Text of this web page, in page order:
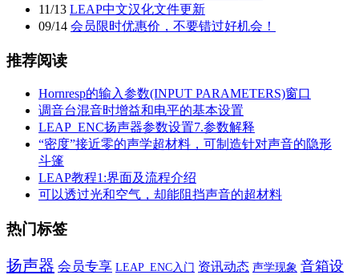
11/13 LEAP中文汉化文件更新
09/14 会员限时优惠价，不要错过好机会！
推荐阅读
Hornresp的输入参数(INPUT PARAMETERS)窗口
调音台混音时增益和电平的基本设置
LEAP_ENC扬声器参数设置7.参数解释
“密度”接近零的声学超材料，可制造针对声音的隐形
斗篷
LEAP教程1:界面及流程介绍
可以透过光和空气，却能阻挡声音的超材料
热门标签
扬声器 会员专享 LEAP_ENC入门 资讯动态 声学现象 音箱设